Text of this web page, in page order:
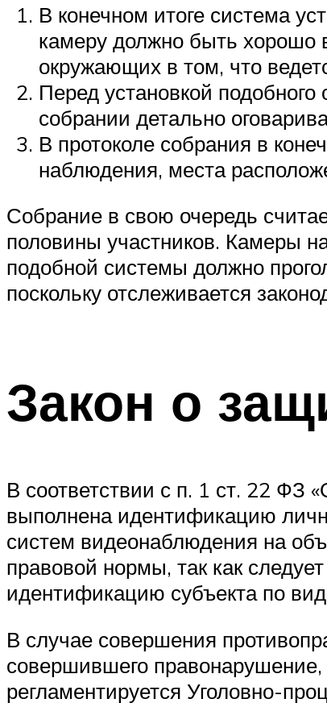
В конечном итоге система
камеру должно быть хорошо
окружающих в том, что
Перед установкой
собрании детально
В протоколе собрания в
наблюдения, места
Собрание в свою очередь
половины участников. Камеры
подобной системы должно
поскольку отслеживается
Закон о
В соответствии с п. 1 ст. 22 ФЗ
выполнена идентификацию
систем видеонаблюдения на
правовой нормы, так как
идентификацию субъекта по
В случае совершения
совершившего правонарушение,
регламентируется Уголовно-